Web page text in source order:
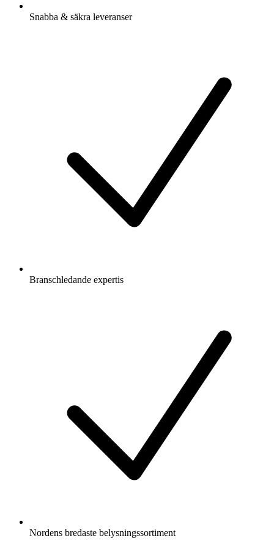
Snabba & säkra leveranser
Branschledande expertis
Nordens bredaste belysningssortiment